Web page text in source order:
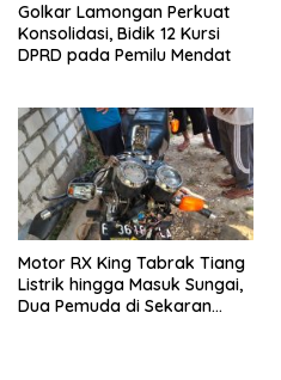
Golkar Lamongan Perkuat
Konsolidasi, Bidik 12 Kursi
DPRD pada Pemilu Mendat
Motor RX King Tabrak Tiang
Listrik hingga Masuk Sungai,
Dua Pemuda di Sekaran